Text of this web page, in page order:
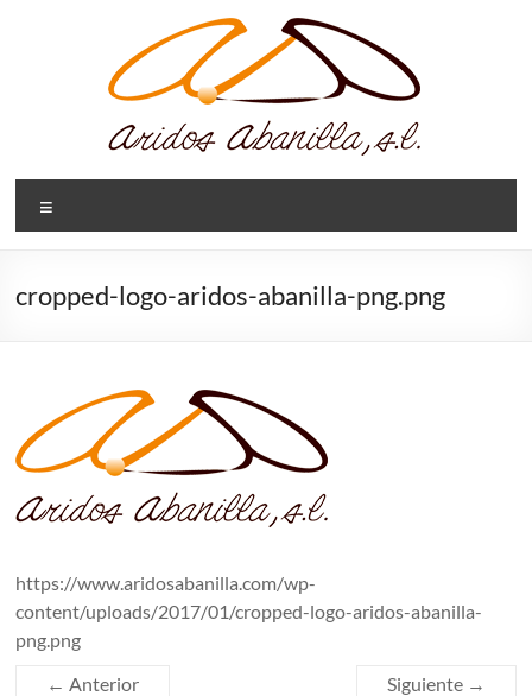
Aridos
Abanilla,
SL
suministro
de
áridos.
cropped-logo-aridos-abanilla-png.png
https://www.aridosabanilla.com/wp-
content/uploads/2017/01/cropped-logo-aridos-abanilla-
png.png
← Anterior
Siguiente →